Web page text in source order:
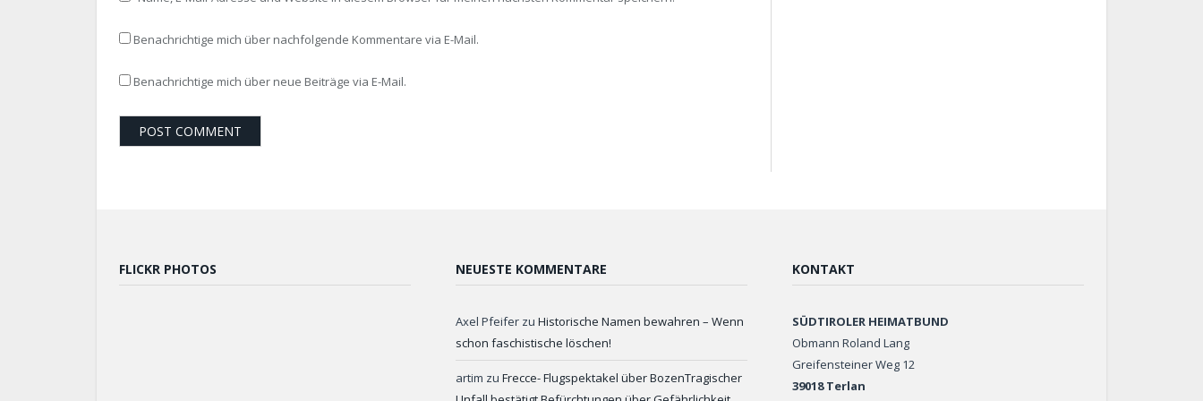
Benachrichtige mich über nachfolgende Kommentare via E-Mail.
Benachrichtige mich über neue Beiträge via E-Mail.
FLICKR PHOTOS NEUESTE KOMMENTARE
Axel Pfeifer zu Historische Namen bewahren – Wenn
schon faschistische löschen!
artim zu Frecce- Flugspektakel über BozenTragischer
KONTAKT
SÜDTIROLER HEIMATBUND
Obmann Roland Lang
Greifensteiner Weg 12
39018 Terlan